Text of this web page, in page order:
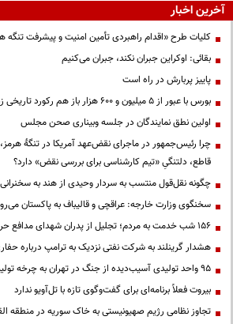
آخرین اخبار
کلیات طرح «اقدام راهبردی تأمین امنیت و پیشرفت
بقائی: اوکراین جبران نکند، جبران می‌کنیم
پاییز پربارش در راه است
بورس با عبور از ۵ میلیون و ۶۰۰ هزار باز هم رکورد تاریخی زد
اولین نطق نمایندگان در جلسه وبیناری صحن مجلس
چرا رئیس‌جمهور در ماجرای نقض‌عهد آمریکا در تنگهٔ
قاطع، دلتنگیِ «تیم کارشناسی برای بررسی نقض» دارد؟
چگونه نقل‌قول منتسب به سردار وحیدی از هند به سخنرانی
سخنگوی وزارت خارجه: عراقچی و قالیباف به پاکستان
۱۵۶ شب خدمت به مردم؛ تجلیل از پدران شهدای مدافع حرم در موکب شهدای رزکان
هشدار گرینلند به شرکت نفتی نزدیک به ترامپ درباره
95 واحد تولیدی آسیب‌دیده از جنگ در تهران به چرخه تولید بازگشتند
بیروت فعلاً برنامه‌ای برای گفت‌وگوی تازه با تل‌آویو ندارد
تجاوز نظامی رژیم صهیونیستی به خاک سوریه در منطقه